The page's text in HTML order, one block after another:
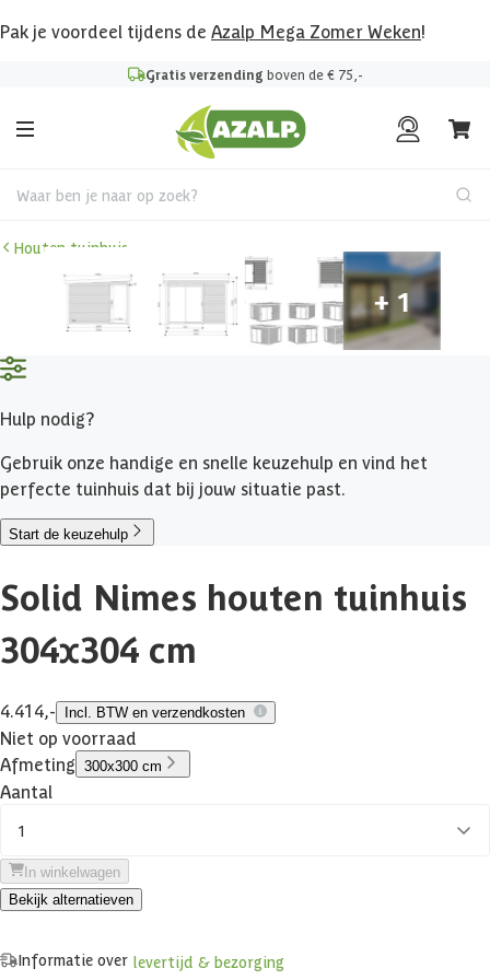
Pak je voordeel tijdens de Azalp Mega Zomer Weken!
Gratis verzending boven de € 75,-
Waar ben je naar op zoek?
Houten tuinhuis
Hulp nodig?
Gebruik onze handige en snelle keuzehulp en vind het
perfecte tuinhuis dat bij jouw situatie past.
Start de keuzehulp
Solid Nimes houten tuinhuis
304x304 cm
4.414,- Incl. BTW en verzendkosten
Niet op voorraad
Afmeting 300x300 cm
Aantal
1
In winkelwagen
Bekijk alternatieven
Informatie over levertijd & bezorging